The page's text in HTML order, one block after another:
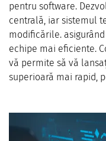
pentru software.
centrală, iar sistemul
modificările.
echipe mai eficiente.
vă permite să vă
superioară mai rapid,